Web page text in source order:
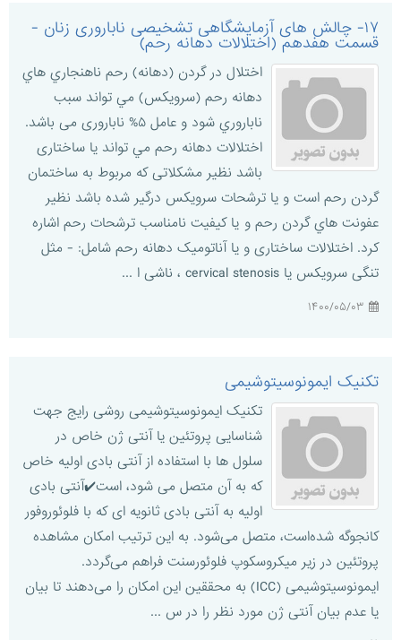
۱۷- چالش های آزمایشگاهی تشخیصی ناباروری زنان -
قسمت هفدهم (اختلالات دهانه رحم)
اختلال در گردن (دهانه) رحم ناهنجاري هاي
دهانه رحم (سرویکس) مي تواند سبب
ناباروري شود و عامل ۵% ناباروری می باشد.
اختلالات دهانه رحم مي تواند یا ساختاری
باشد نظیر مشكلاتی که مربوط به ساختمان
گردن رحم است و یا ترشحات سرویکس درگیر شده باشد نظیر
عفونت هاي گردن رحم و يا كيفيت نامناسب ترشحات رحم اشاره
كرد. اختلالات ساختاری و یا آناتومیک دهانه رحم شامل: - مثل
تنگی سرویکس یا cervical stenosis ، ناشی ا ...
تکنیک ایمونوسیتوشیمی
تکنیک ایمونوسیتوشیمی روشی رایج جهت
شناسایی پروتئین یا آنتی ژن خاص در
سلول ها با استفاده از آنتی بادی اولیه خاص
که به آن متصل می شود، است✔️آنتی بادی
اولیه به آنتی بادی ثانویه ای که با فلوئوروفور
کانجوگه شده‌است، متصل می‌شود. به این ترتیب امکان مشاهده
پروتئین در زیر میکروسکوپ فلوئورسنت فراهم می‌گردد.
ایمونوسیتوشیمی (ICC) به محققین این امکان را می‌دهند تا بیان
یا عدم بیان آنتی ژن مورد نظر را در س ...